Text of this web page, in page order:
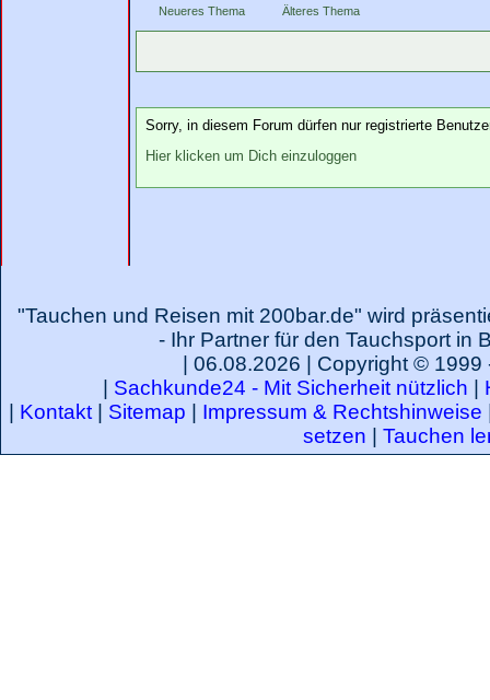
Neueres Thema Älteres Thema
Sorry, in diesem Forum dürfen nur registrierte
Hier klicken um Dich einzuloggen
"Tauchen und Reisen mit 200bar.de" wird
- Ihr Partner für den Tauchsport in
| 06.08.2026 | Copyright ©
Sachkunde24 - Mit Sicherheit nützlich
Kontakt| Sitemap Impressum & Rechtshinweise
setzen
Tauchen